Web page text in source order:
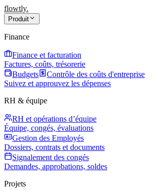
flowtly.
Produit
Finance
Finance et facturation
Factures, coûts, trésorerie
Budgets
Contrôle des coûts d'entreprise
Suivez et approuvez les dépenses
RH & équipe
RH et opérations d’équipe
Équipe, congés, évaluations
Gestion des Employés
Dossiers, contrats et documents
Signalement des congés
Demandes, approbations, soldes
Projets